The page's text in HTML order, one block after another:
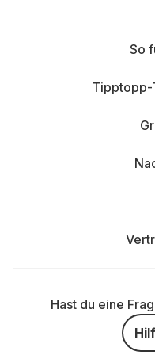
So
Tipptopp-
Hast du eine